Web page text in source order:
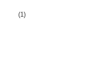
(1)